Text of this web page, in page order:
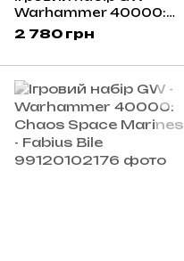
Warhammer 40000:
Chaos Space Marines -
Abaddon The Despoiler
2 780 грн